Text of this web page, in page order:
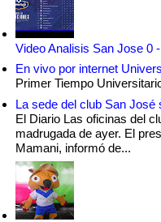
Video Analisis San Jose 0
En vivo por internet
Primer Tiempo
La sede del club San
El Diario Las oficinas del
madrugada de ayer. El
Mamani, informó de...